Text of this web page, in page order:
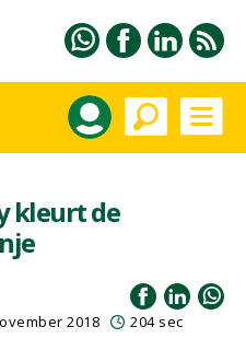
kleurt de
2018 204 sec